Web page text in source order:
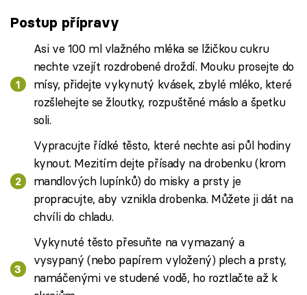
Postup přípravy
Asi ve 100 ml vlažného mléka se lžičkou cukru
nechte vzejít rozdrobené droždí. Mouku prosejte do
mísy, přidejte vykynutý kvásek, zbylé mléko, které
rozšlehejte se žloutky, rozpuštěné máslo a špetku
soli.
Vypracujte řídké těsto, které nechte asi půl hodiny
kynout. Mezitím dejte přísady na drobenku (krom
mandlových lupínků) do misky a prsty je
propracujte, aby vznikla drobenka. Můžete ji dát na
chvíli do chladu.
Vykynuté těsto přesuňte na vymazaný a
vysypaný (nebo papírem vyložený) plech a prsty,
namáčenými ve studené vodě, ho roztlačte až k